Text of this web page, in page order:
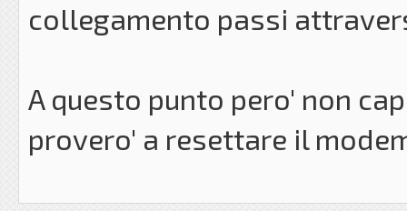
collegamento passi
A questo punto pero' non
provero' a resettare il